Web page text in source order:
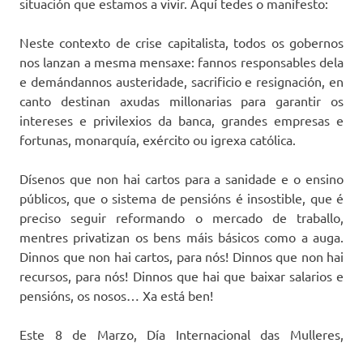
Neste contexto de crise capitalista, todos os gobernos
nos lanzan a mesma mensaxe: fannos responsables dela
e demándannos austeridade, sacrificio e resignación, en
canto destinan axudas millonarias para garantir os
intereses e privilexios da banca, grandes empresas e
fortunas, monarquía, exército ou igrexa católica.
Dísenos que non hai cartos para a sanidade e o ensino
públicos, que o sistema de pensións é insostible, que é
preciso seguir reformando o mercado de traballo,
mentres privatizan os bens máis básicos como a auga.
Dinnos que non hai cartos, para nós! Dinnos que non hai
recursos, para nós! Dinnos que hai que baixar salarios e
pensións, os nosos… Xa está ben!
Este 8 de Marzo, Día Internacional das Mulleres,